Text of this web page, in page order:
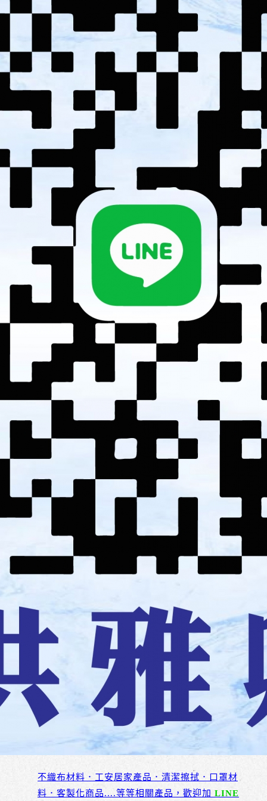
不織布材料．工安居家產品．清潔擦拭．口罩材
料．客製化商品....等等相關產品，歡迎加 LINE